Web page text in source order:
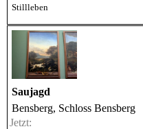
Stillleben
Saujagd
Bensberg, Schloss Bensberg
Jetzt: